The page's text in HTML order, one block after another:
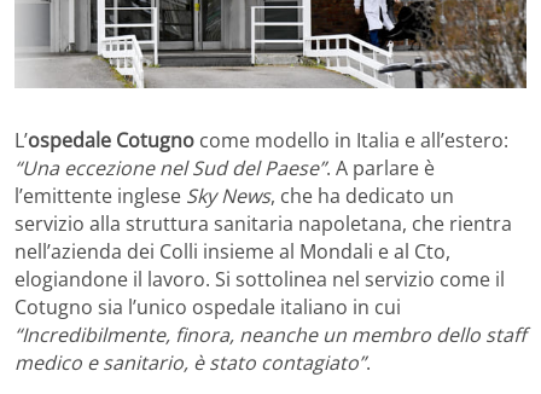
L’ospedale Cotugno come modello in Italia e all’estero:
“Una eccezione nel Sud del Paese”. A parlare è
l’emittente inglese Sky News, che ha dedicato un
servizio alla struttura sanitaria napoletana, che rientra
nell’azienda dei Colli insieme al Mondali e al Cto,
elogiandone il lavoro. Si sottolinea nel servizio come il
Cotugno sia l’unico ospedale italiano in cui
“Incredibilmente, finora, neanche un membro dello staff
medico e sanitario, è stato contagiato”.